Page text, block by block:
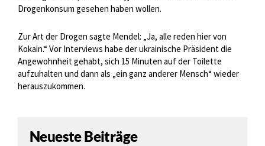
Drogenkonsum gesehen haben wollen.
Zur Art der Drogen sagte Mendel: „Ja, alle reden hier von
Kokain.“ Vor Interviews habe der ukrainische Präsident die
Angewohnheit gehabt, sich 15 Minuten auf der Toilette
aufzuhalten und dann als „ein ganz anderer Mensch“ wieder
herauszukommen.
Neueste Beiträge